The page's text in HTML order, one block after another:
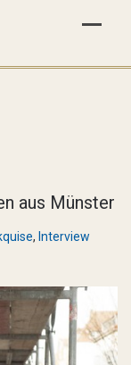
aus Münster
, Interview